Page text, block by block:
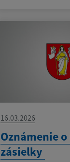
16.03.2026
Oznámenie
zásielky